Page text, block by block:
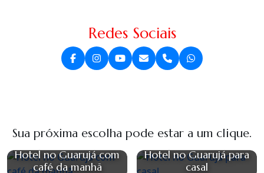
Redes Sociais
Sua próxima escolha pode estar a um clique.
Hotel no Guarujá com
café da manhã
Hotel no Guarujá para
casal